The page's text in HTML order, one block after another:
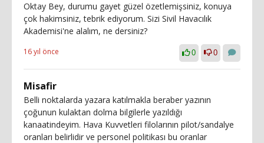
Oktay Bey, durumu gayet güzel özetlemişsiniz, konuya
çok hakimsiniz, tebrik ediyorum. Sizi Sivil Havacılık
Akademisi'ne alalım, ne dersiniz?
16 yıl önce 0 0
Misafir
Belli noktalarda yazara katılmakla beraber yazının
çoğunun kulaktan dolma bilgilerle yazıldığı
kanaatindeyim. Hava Kuvvetleri filolarının pilot/sandalye
oranları belirlidir ve personel politikası bu oranlar